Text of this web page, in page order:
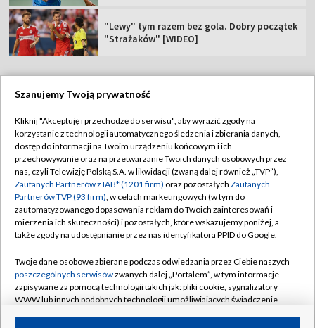
"Lewy" tym razem bez gola. Dobry początek
"Strażaków" [WIDEO]
Abonament TVP
Sklep TVP
Biuro Reklamy
Oferta Handlowa
Telegazeta ogłoszenia
Rada Programowa
Ogłoszenia przetargowe
Akademia Telewizyjna
Regulamin TVP
Polityka prywatności
Moje zgody
Biuro reklamy
Kontakt
Kanały
©2026 Telewizja Polska Spółka Akcyjna w likwidacji
Szanujemy Twoją prywatność
Kliknij "Akceptuję i przechodzę do serwisu", aby wyrazić zgody na
korzystanie z technologii automatycznego śledzenia i zbierania danych,
dostęp do informacji na Twoim urządzeniu końcowym i ich
przechowywanie oraz na przetwarzanie Twoich danych osobowych przez
nas, czyli Telewizję Polską S.A. w likwidacji (zwaną dalej również „TVP”),
Zaufanych Partnerów z IAB* (1201 firm) oraz pozostałych Zaufanych
Partnerów TVP (93 firm), w celach marketingowych (w tym do
zautomatyzowanego dopasowania reklam do Twoich zainteresowań i
mierzenia ich skuteczności) i pozostałych, które wskazujemy poniżej, a
także zgody na udostępnianie przez nas identyfikatora PPID do Google.
Twoje dane osobowe zbierane podczas odwiedzania przez Ciebie naszych
poszczególnych serwisówzwanych dalej „Portalem”, w tym informacje
zapisywane za pomocą technologii takich jak: pliki cookie, sygnalizatory
WWW lub innych podobnych technologii umożliwiających świadczenie